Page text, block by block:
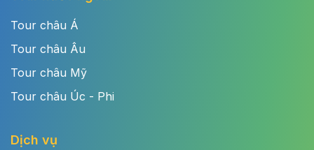
Tour châu Á
Tour châu Âu
Tour châu Mỹ
Tour châu Úc - Phi
Dịch vụ